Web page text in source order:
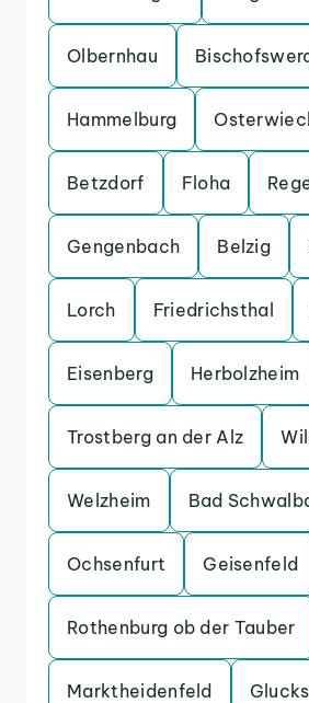
Olbernhau
Hammelburg
Betzdorf Floha
Gengenbach Belzig
Lorch Friedrichsthal
Eisenberg Herbolzheim
Trostberg an der Alz
Welzheim Bad
Ochsenfurt Geisenfeld
Rothenburg ob der Tauber
Marktheidenfeld